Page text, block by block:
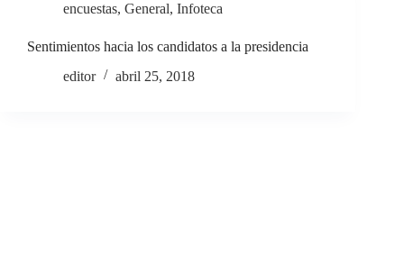
encuestas, General, Infoteca
Sentimientos hacia los candidatos a la presidencia
editor
abril 25, 2018